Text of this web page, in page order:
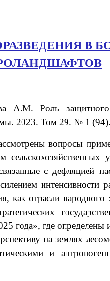
В
А.М. Роль
2023. Том 29. № 1
вопросы
с дефляцией
интенсивности
как отрасли
года», где
на землях
и